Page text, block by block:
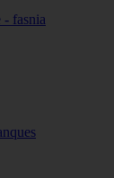
- fasnia